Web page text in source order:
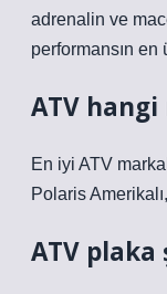
adrenalin ve
performansın
ATV
En iyi ATV
Polaris
ATV plaka